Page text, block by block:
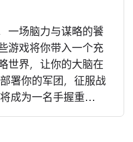
一场脑力与谋略的饕
游戏将你带入一个充
世界，让你的大脑在
署你的军团，征服战
成为一名手握重...